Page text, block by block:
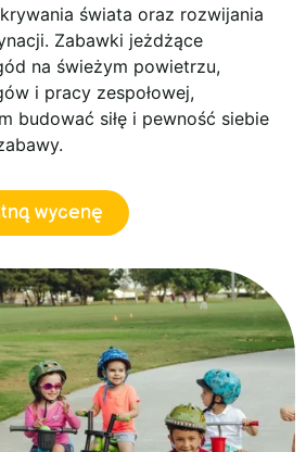
świata oraz rozwijania
Zabawki jeżdżące
na świeżym powietrzu,
i pracy zespołowej,
budować siłę i pewność siebie
wycenę